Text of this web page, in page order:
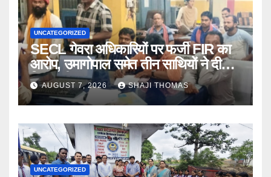
UNCATEGORIZED
SECL गेवरा अधिकारियों पर फर्जी FIR का
आरोप, उमागोपाल समेत तीन साथियों ने दी
गिरफ्तारी।
AUGUST 7, 2026 SHAJI THOMAS
UNCATEGORIZED